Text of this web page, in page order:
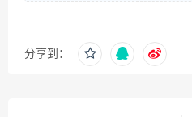
分享到：